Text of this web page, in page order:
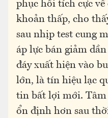
phục hồi tích cực
khoản thấp, cho
sau nhịp test cung
áp lực bán giảm
đáy xuất hiện vào
lớn, là tín hiệu lạc
tin bất lợi mới. Tâm
ổn định hơn sau